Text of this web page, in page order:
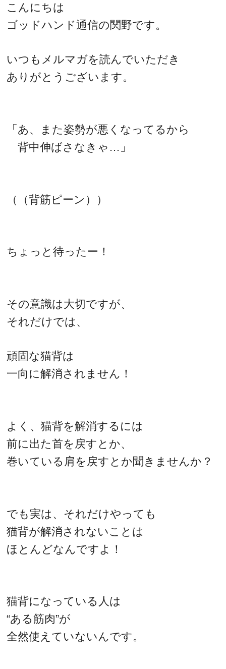
こんにちは
ゴッドハンド通信の関野です。
いつもメルマガを読んでいただき
ありがとうございます。
「あ、また姿勢が悪くなってるから
背中伸ばさなきゃ…」
（（背筋ピーン））
ちょっと待ったー！
その意識は大切ですが、
それだけでは、
頑固な猫背は
一向に解消されません！
よく、猫背を解消するには
前に出た首を戻すとか、
巻いている肩を戻すとか聞きませんか？
でも実は、それだけやっても
猫背が解消されないことは
ほとんどなんですよ！
猫背になっている人は
“ある筋肉”が
全然使えていないんです。